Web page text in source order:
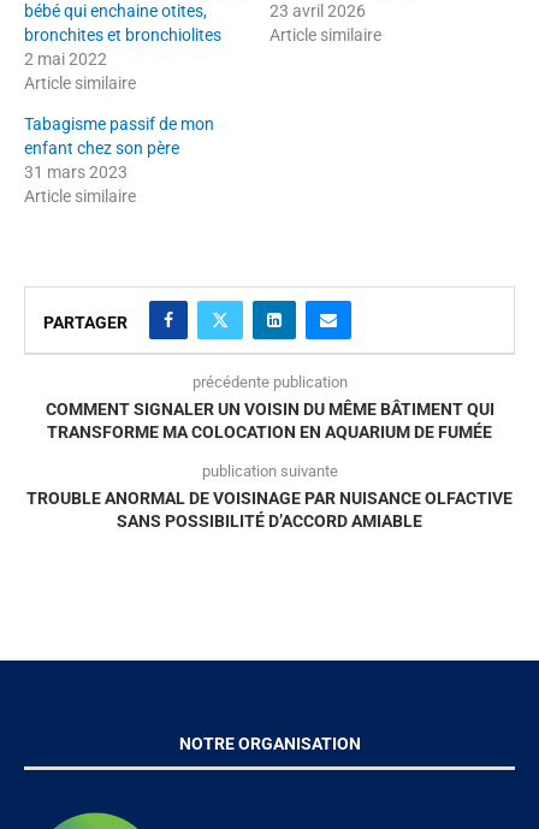
bébé qui enchaine otites,
bronchites et bronchiolites
2 mai 2022
Article similaire
23 avril 2026
Article similaire
Tabagisme passif de mon
enfant chez son père
31 mars 2023
Article similaire
PARTAGER
précédente publication
COMMENT SIGNALER UN VOISIN DU MÊME BÂTIMENT QUI
TRANSFORME MA COLOCATION EN AQUARIUM DE FUMÉE
publication suivante
TROUBLE ANORMAL DE VOISINAGE PAR NUISANCE OLFACTIVE
SANS POSSIBILITÉ D’ACCORD AMIABLE
NOTRE ORGANISATION